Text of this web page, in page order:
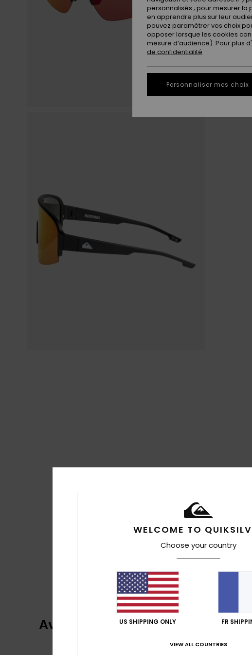
Avis clients
WELCOME TO
Choose your country
US SHIPPING ONLY FR
VIEW ALL COUNTRIES
personnalisés ; pour mesurer la
en apprendre plus sur leur
pouvez paramétrer vos choix
opposer lorsque les cookies
mesure d’audience). Pour plus
de confidentialité
Personnaliser mes choix